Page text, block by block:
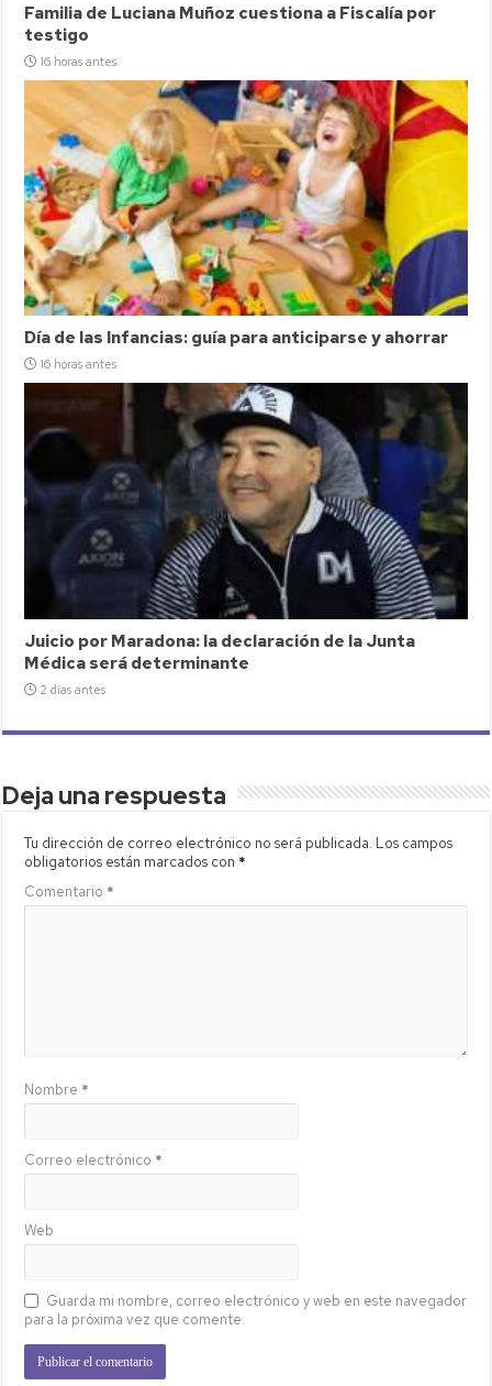
Familia de Luciana Muñoz cuestiona a Fiscalía por
testigo
16 horas antes
Día de las Infancias: guía para anticiparse y ahorrar
16 horas antes
Juicio por Maradona: la declaración de la Junta
Médica será determinante
2 días antes
Deja una respuesta
Tu dirección de correo electrónico no será publicada. Los campos
obligatorios están marcados con *
Comentario *
Nombre *
Correo electrónico *
Web
Guarda mi nombre, correo electrónico y web en este navegador
para la próxima vez que comente.